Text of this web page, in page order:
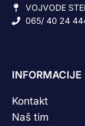
VOJVODE
065/ 40 24
INFORMACIJE
Kontakt
Naš tim